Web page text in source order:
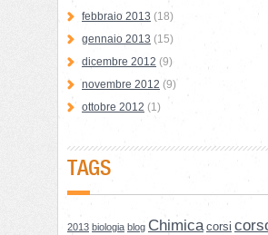
febbraio 2013 (18)
gennaio 2013 (15)
dicembre 2012 (9)
novembre 2012 (9)
ottobre 2012 (1)
TAGS
2013 biologia blog Chimica corsi